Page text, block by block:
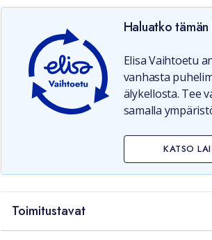
Haluatko
Elisa Vaihtoetu
vanhasta
älykellosta. Tee
samalla
KATSO
Toimitustavat